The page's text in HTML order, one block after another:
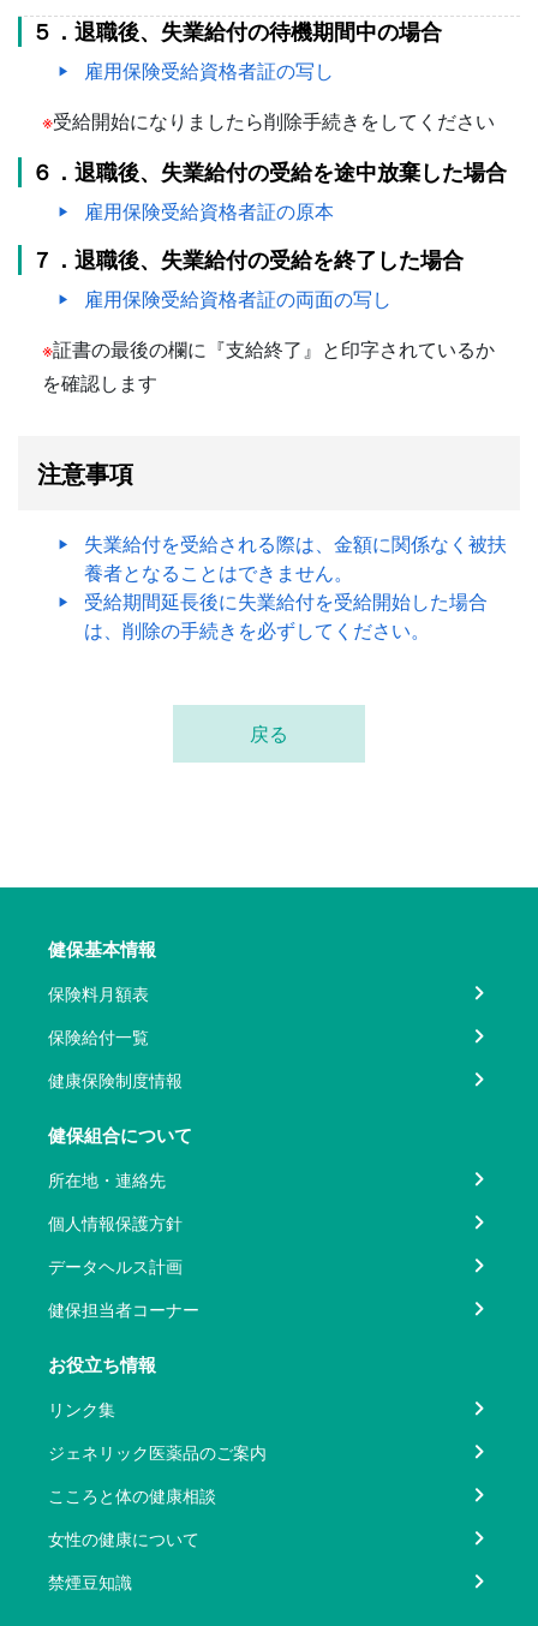
５．退職後、失業給付の待機期間中の場合
雇用保険受給資格者証の写し
※受給開始になりましたら削除手続きをしてください
６．退職後、失業給付の受給を途中放棄した場合
雇用保険受給資格者証の原本
７．退職後、失業給付の受給を終了した場合
雇用保険受給資格者証の両面の写し
※証書の最後の欄に『支給終了』と印字されているか
を確認します
注意事項
失業給付を受給される際は、金額に関係なく被扶
養者となることはできません。
受給期間延長後に失業給付を受給開始した場合
は、削除の手続きを必ずしてください。
戻る
健保基本情報
保険料月額表
保険給付一覧
健康保険制度情報
健保組合について
所在地・連絡先
個人情報保護方針
データヘルス計画
健保担当者コーナー
お役立ち情報
リンク集
ジェネリック医薬品のご案内
こころと体の健康相談
女性の健康について
禁煙豆知識